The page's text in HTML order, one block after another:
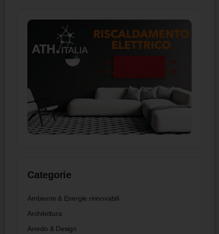
Categorie
Ambiente & Energie rinnovabili
Architettura
Arredo & Design